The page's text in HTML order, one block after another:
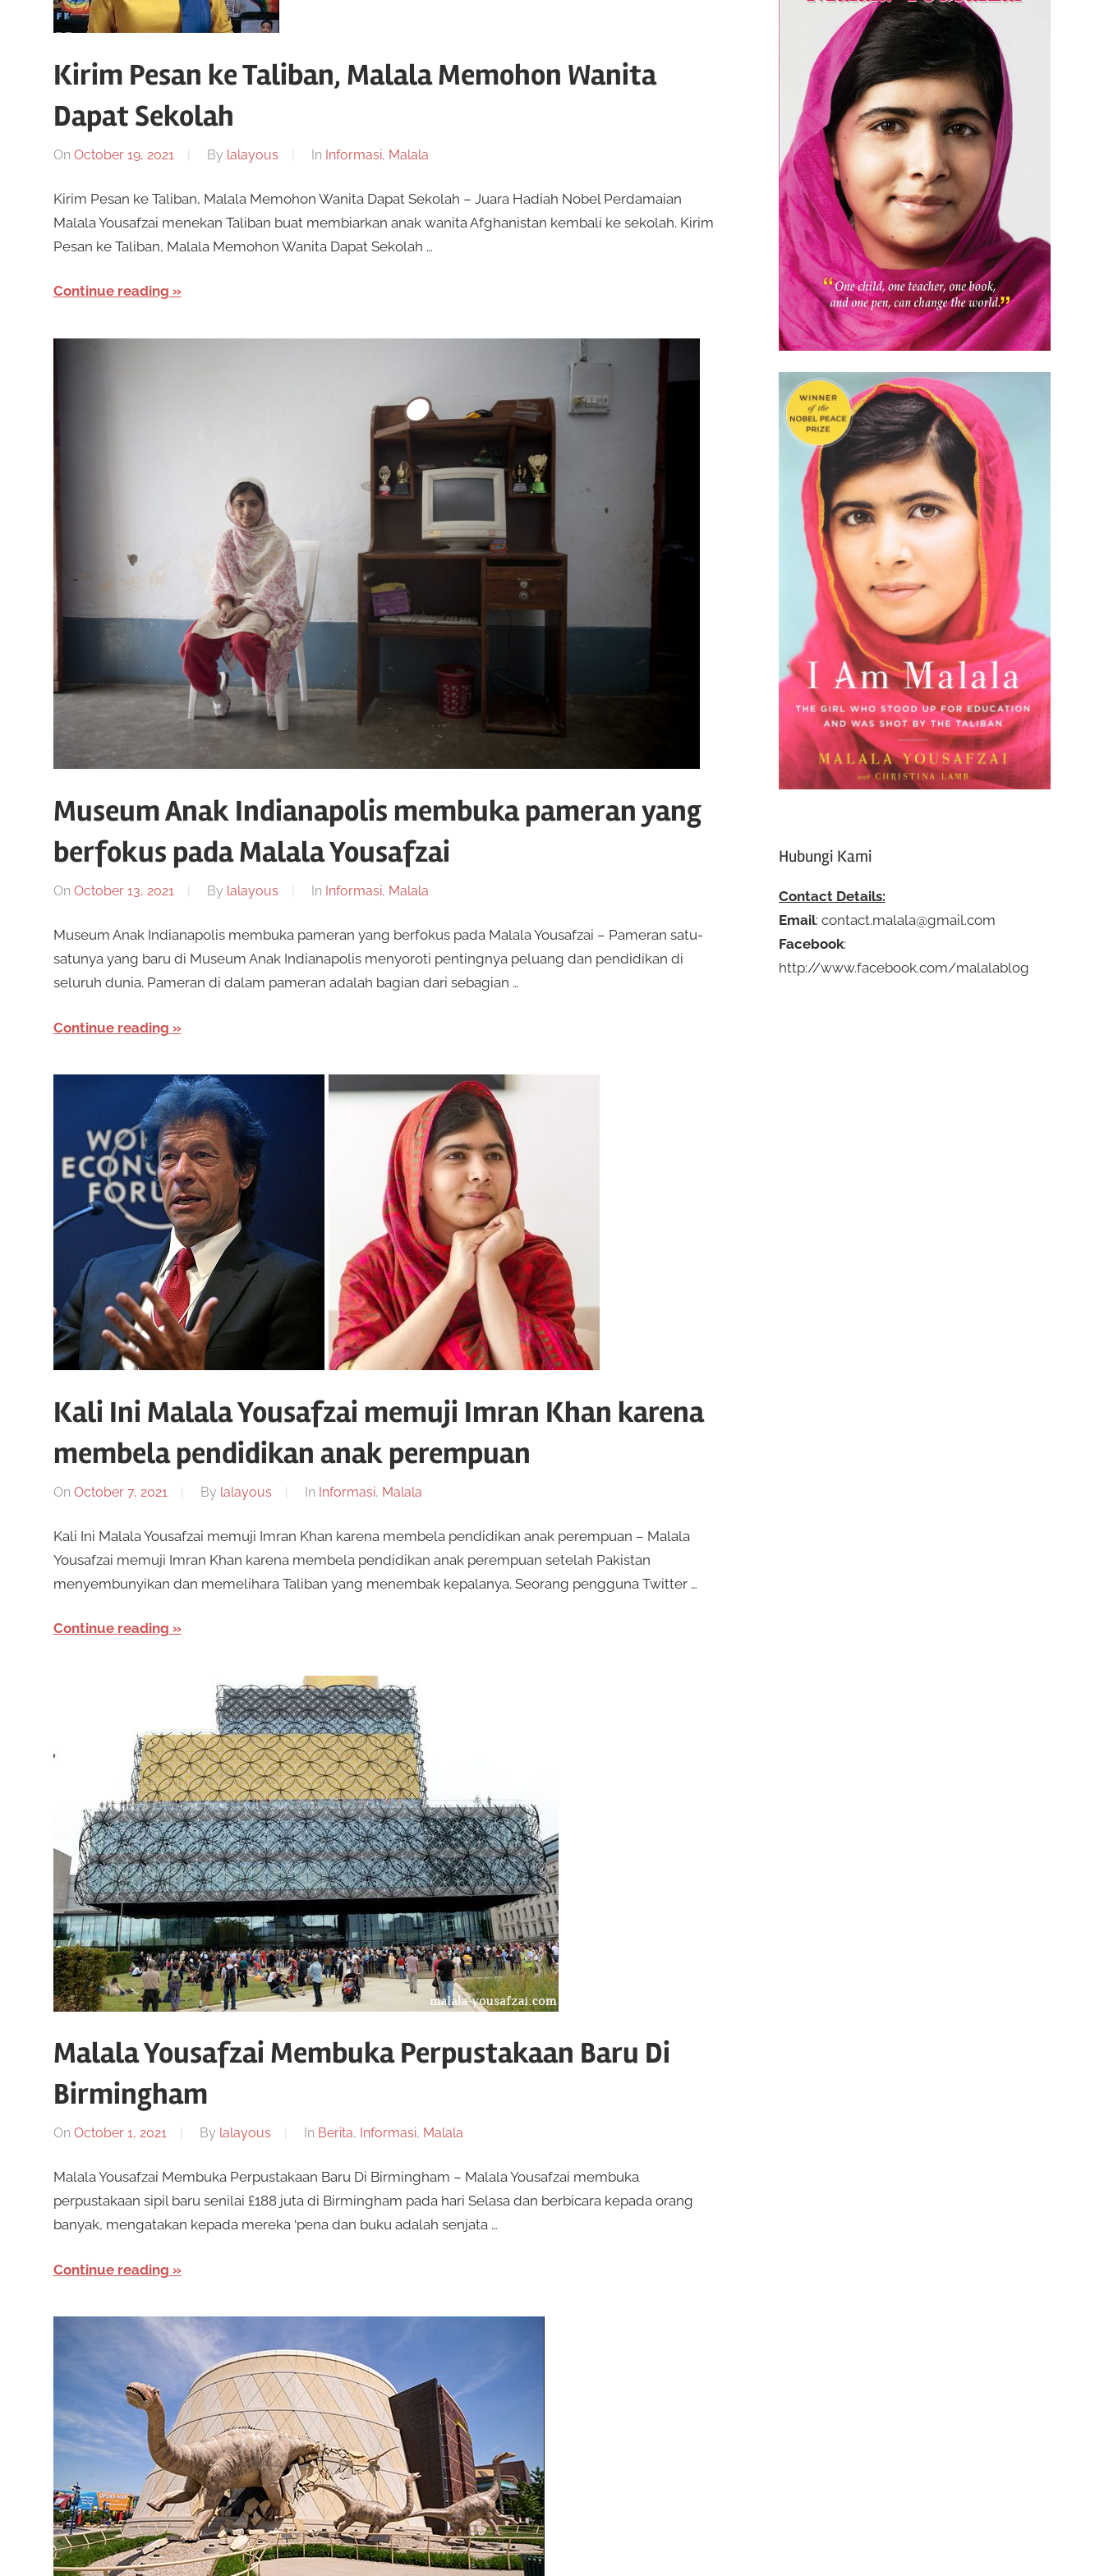
Kirim Pesan ke Taliban, Malala Memohon Wanita
Dapat Sekolah
On October 19, 2021 By lalayous In Informasi, Malala
Kirim Pesan ke Taliban, Malala Memohon Wanita Dapat Sekolah – Juara Hadiah Nobel Perdamaian
Malala Yousafzai menekan Taliban buat membiarkan anak wanita Afghanistan kembali ke sekolah. Kirim
Pesan ke Taliban, Malala Memohon Wanita Dapat Sekolah …
Continue reading
Museum Anak Indianapolis membuka pameran yang
berfokus pada Malala Yousafzai
On October 13, 2021 By lalayous In Informasi, Malala
Museum Anak Indianapolis membuka pameran yang berfokus pada Malala Yousafzai – Pameran satu-
satunya yang baru di Museum Anak Indianapolis menyoroti pentingnya peluang dan pendidikan di
seluruh dunia. Pameran di dalam pameran adalah bagian dari sebagian …
Continue reading
Kali Ini Malala Yousafzai memuji Imran Khan karena
membela pendidikan anak perempuan
On October 7, 2021 By lalayous In Informasi, Malala
Kali Ini Malala Yousafzai memuji Imran Khan karena membela pendidikan anak perempuan – Malala
Yousafzai memuji Imran Khan karena membela pendidikan anak perempuan setelah Pakistan
menyembunyikan dan memelihara Taliban yang menembak kepalanya. Seorang pengguna Twitter …
Continue reading
Malala Yousafzai Membuka Perpustakaan Baru Di
Birmingham
On October 1, 2021 By lalayous In Berita, Informasi, Malala
Malala Yousafzai Membuka Perpustakaan Baru Di Birmingham – Malala Yousafzai membuka
perpustakaan sipil baru senilai £188 juta di Birmingham pada hari Selasa dan berbicara kepada orang
banyak, mengatakan kepada mereka ‘pena dan buku adalah senjata …
Continue reading
Hubungi Kami
Contact Details:
Email: contact.malala@gmail.com
Facebook:
http://www.facebook.com/malalablog